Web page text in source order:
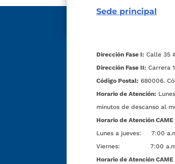
Sede principal
Dirección Fase I: Calle 35
Dirección Fase II: Carrera
Código Postal: 680006.
Horario de Atención:
minutos de descanso al
Horario de Atención
Lunes a jueves: 7:00
Viernes: 7:00 a.m. a
Horario de Atención